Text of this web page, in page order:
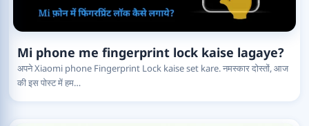
Mi phone me fingerprint lock kaise lagaye?
अपने Xiaomi phone Fingerprint Lock kaise set kare. नमस्कार दोस्तों, आज
की इस पोस्ट में हम…